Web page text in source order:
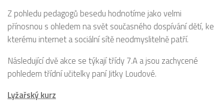
Z pohledu pedagogů besedu hodnotíme jako velmi
přínosnou s ohledem na svět současného dospívání dětí, ke
kterému internet a sociální sítě neodmyslitelně patří.
Následující dvě akce se týkají třídy 7.A a jsou zachycené
pohledem třídní učitelky paní Jitky Loudové.
Lyžařský kurz